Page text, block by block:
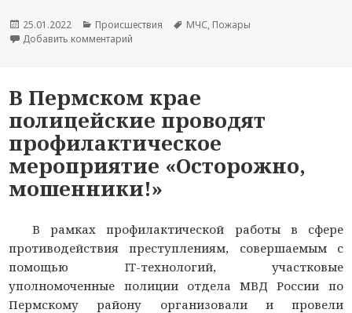
Опубликовано
25.01.2022 Рубрики
Происшествия Метки
МЧС, Пожары
Добавить комментарий
В Пермском крае
полицейские проводят
профилактическое
мероприятие «Осторожно,
мошенники!»
В рамках профилактической работы в сфере
противодействия преступлениям, совершаемым с
помощью IT-технологий, участковые
уполномоченные полиции отдела МВД России по
Пермскому району организовали и провели